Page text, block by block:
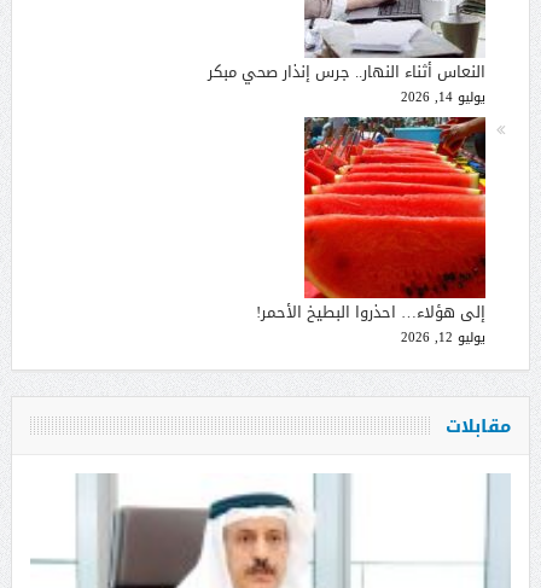
النعاس أثناء النهار.. جرس إنذار صحي مبكر
يوليو 14, 2026
إلى هؤلاء… احذروا البطيخ الأحمر!
يوليو 12, 2026
مقابلات